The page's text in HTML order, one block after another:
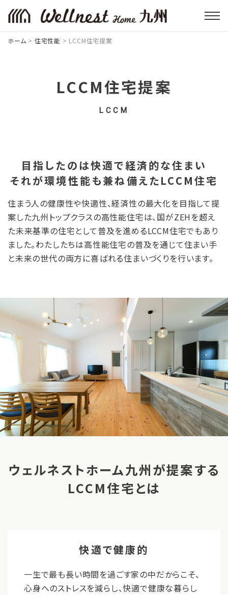
ホーム > 住宅性能 > LCCM住宅提案
LCCM住宅提案
LCCM
目指したのは快適で経済的な住まい
それが環境性能も兼ね備えたLCCM住宅
住まう人の健康性や快適性、経済性の最大化を目指して提
案した九州トップクラスの高性能住宅は、国がZEHを超え
た未来基準の住宅として普及を進めるLCCM住宅でもあり
ました。わたしたちは高性能住宅の普及を通じて住まい手
と未来の世代の両方に喜ばれる住まいづくりを行います。
ウェルネストホーム九州が提案する
LCCM住宅とは
快適で健康的
一生で最も長い時間を過ごす家の中だからこそ、
心身へのストレスを減らし、快適で健康な暮らし